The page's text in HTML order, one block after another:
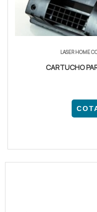
LASER HOME
CARTUCHO